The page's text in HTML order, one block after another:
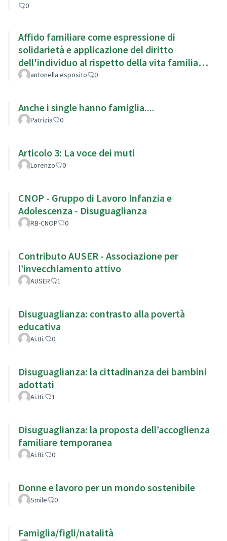
0
Affido familiare come espressione di
solidarietà e applicazione del diritto
dell'individuo al rispetto della vita familiare
(art.8 Cedu)
antonella esposito 0
Anche i single hanno famiglia....
Patrizia 0
Articolo 3: La voce dei muti
Lorenzo 0
CNOP - Gruppo di Lavoro Infanzia e
Adolescenza - Disuguaglianza
RB-CNOP 0
Contributo AUSER - Associazione per
l’invecchiamento attivo
AUSER 1
Disuguaglianza: contrasto alla povertà
educativa
Ai.Bi. 0
Disuguaglianza: la cittadinanza dei bambini
adottati
Ai.Bi. 1
Disuguaglianza: la proposta dell’accoglienza
familiare temporanea
Ai.Bi. 0
Donne e lavoro per un mondo sostenibile
Smile 0
Famiglia/figli/natalità